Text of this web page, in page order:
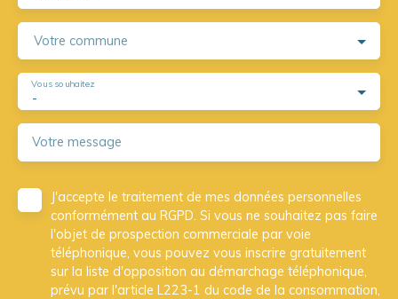
Votre commune
-
Vous souhaitez
Votre message
J'accepte le traitement de mes données personnelles
conformément au RGPD. Si vous ne souhaitez pas faire
l'objet de prospection commerciale par voie
téléphonique, vous pouvez vous inscrire gratuitement
sur la liste d'opposition au démarchage téléphonique,
prévu par l'article L223-1 du code de la consommation,